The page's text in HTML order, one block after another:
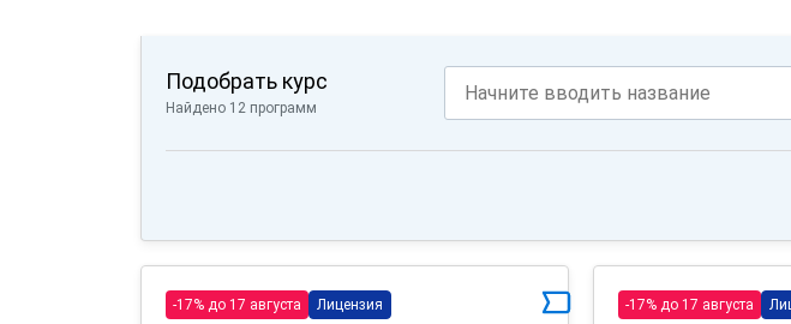
Подобрать курс
Найдено 12 программ
-17% до 17 августа Лицензия -17% до 17 августа